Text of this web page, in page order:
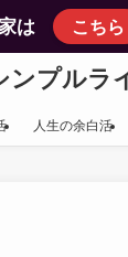
は こちら
ンプルラ
人生の余白活